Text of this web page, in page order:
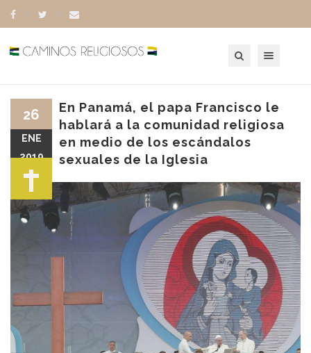
En Panamá, el papa Francisco le
hablará a la comunidad religiosa
en medio de los escándalos
sexuales de la Iglesia
26
ENE
2019